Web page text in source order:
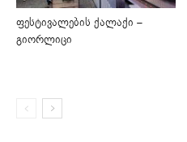
ფესტივალების ქალაქი –
გიორლიცი